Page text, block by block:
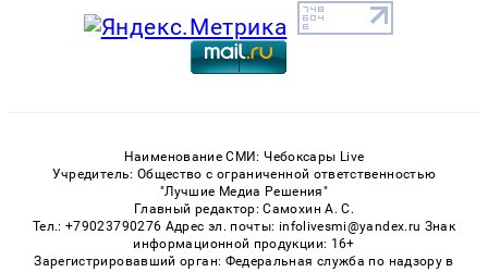
Наименование СМИ: Чебоксары Live
Учредитель: Общество с ограниченной ответственностью
"Лучшие Медиа Решения"
Главный редактор: Самохин А. С.
Тел.: +79023790276 Адрес эл. почты: infolivesmi@yandex.ru Знак
информационной продукции: 16+
Зарегистрировавший орган: Федеральная служба по надзору в